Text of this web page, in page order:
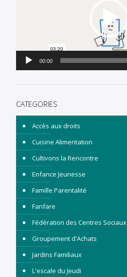
00:00
CATEGORIES
Accès aux droits
Cuisine Alimentation
Cultivons la Rencontre
Enfance Jeunesse
Famille Parentalité
Fanfare
Fédération des Centres Sociaux
Groupement d'Achats
Jardins Familiaux
L'escale du Jeudi